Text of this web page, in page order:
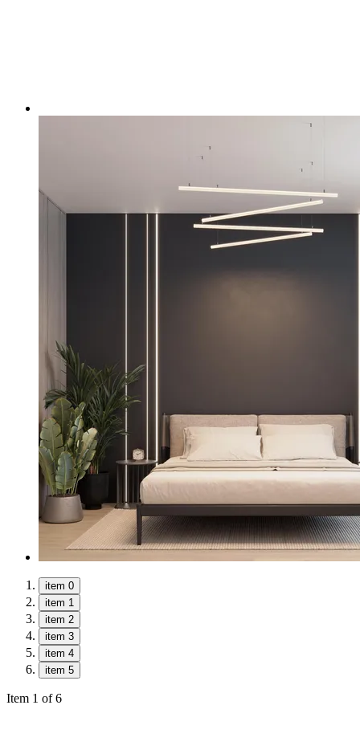
item 0
item 1
item 2
item 3
item 4
item 5
Item 1 of 6